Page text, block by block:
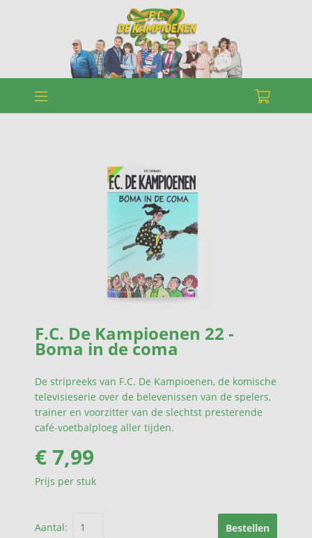
F.C. De Kampioenen 22 -
Boma in de coma
De stripreeks van F.C. De Kampioenen, de komische
televisieserie over de belevenissen van de spelers,
trainer en voorzitter van de slechtst presterende
café-voetbalploeg aller tijden.
€ 7,99
Prijs per stuk
Aantal: Bestellen